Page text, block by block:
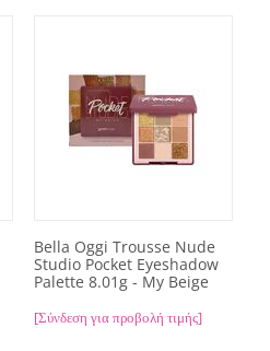
Bella Oggi Trousse Nude
Studio Pocket Eyeshadow
Palette 8.01g - My Beige
[Σύνδεση για προβολή τιμής]